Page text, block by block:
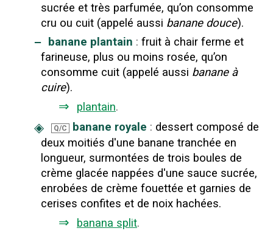
sucrée et très parfumée, qu’on consomme
cru ou cuit (appelé aussi banane douce).
‒ banane plantain : fruit à chair ferme et
farineuse, plus ou moins rosée, qu’on
consomme cuit (appelé aussi banane à
cuire).
⇒ plantain.
◈ Q/C banane royale : dessert composé de
deux moitiés d'une banane tranchée en
longueur, surmontées de trois boules de
crème glacée nappées d'une sauce sucrée,
enrobées de crème fouettée et garnies de
cerises confites et de noix hachées.
⇒ banana split.